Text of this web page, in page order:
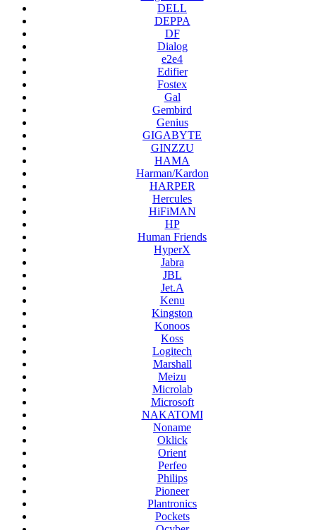
DELL
DEPPA
DF
Dialog
e2e4
Edifier
Fostex
Gal
Gembird
Genius
GIGABYTE
GINZZU
HAMA
Harman/Kardon
HARPER
Hercules
HiFiMAN
HP
Human Friends
HyperX
Jabra
JBL
Jet.A
Kenu
Kingston
Konoos
Koss
Logitech
Marshall
Meizu
Microlab
Microsoft
NAKATOMI
Noname
Oklick
Orient
Perfeo
Philips
Pioneer
Plantronics
Pockets